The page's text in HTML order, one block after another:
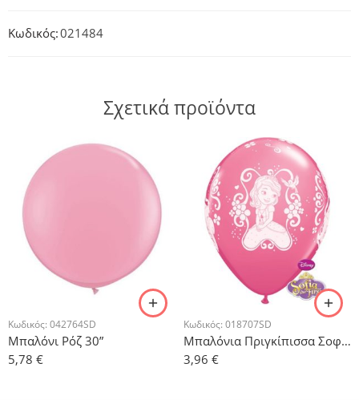
Κωδικός:021484
Σχετικά προϊόντα
Κωδικός: 042764SD
Μπαλόνι Ρόζ 30”
5,78 €
Κωδικός: 018707SD
Μπαλόνια Πριγκίπισσα Σοφία – 5τμχ.
3,96 €